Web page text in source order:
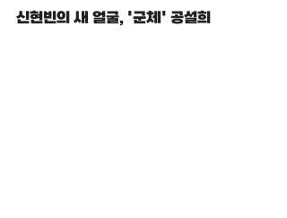
신현빈의 새 얼굴, '군체' 공설희